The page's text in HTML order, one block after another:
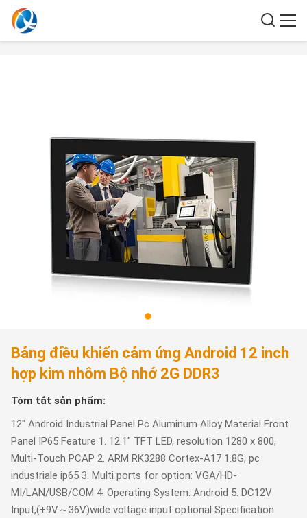
Bảng điều khiển cảm ứng Android 12 inch
hợp kim nhôm Bộ nhớ 2G DDR3
Tóm tắt sản phẩm:
12" Android Industrial Panel Pc Aluminum Alloy Material Front
Panel IP65 Feature 1. 12.1" TFT LED, resolution 1280 x 800,
Multi-Touch PCAP 2. ARM RK3288 Cortex-A17 1.8G, pc
industriale ip65 3. Multi ports for option: VGA/HD-
MI/LAN/USB/COM 4. Operating System: Android 5. DC12V
Input,(+9V～36V)wide voltage input optional Specification